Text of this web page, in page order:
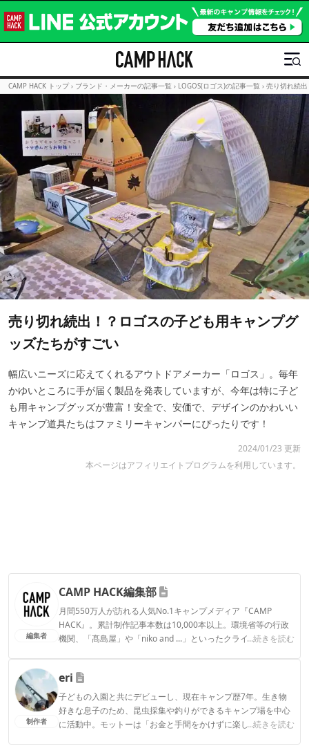
CAMP HACK トップ › ブランド・メーカーの記事一覧 › LOGOS(ロゴス)の記事一覧 › 売り切れ続
売り切れ続出！？ロゴスの子ども用キャンプグ
ッズたちがすごい
幅広いニーズに応えてくれるアウトドアメーカー「ロゴス」。毎年
かゆいところに手が届く製品を発表していますが、今年は特に子ど
も用キャンプグッズが豊富！安全で、安価で、デザインのかわいい
キャンプ道具たちはファミリーキャンパーにぴったりです！
2024/01/23 更新
本ページはアフィリエイトプログラムを利用しています。
編集者
CAMP HACK編集部
月間550万人が訪れる人気No.1キャンプメディア『CAMP
HACK』。累計制作記事本数は10,000本以上。環境省等の行政
機関、「髙島屋」や「niko and ...」といったクライアントとの
...続きを読む
CAMP HACK編集部のプロフィール
制作者
eri
子どもの入園と共にデビューし、現在キャンプ歴7年。生き物
好きな息子のため、昆虫採集や釣りができるキャンプ場を中心
に活動中。モットーは「お金と手間をかけずに楽しく！」とい
...続きを読む